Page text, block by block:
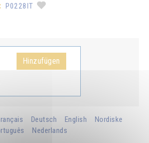
P0228IT
Hinzufügen
Deutsch English
Nordiske
Nederlands